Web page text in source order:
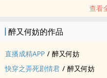
查看
醉又何妨的作品
直播成精APP / 醉又何妨
快穿之弄死剧情君 / 醉又何妨